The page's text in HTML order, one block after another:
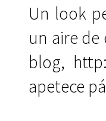
Un look
un aire
blog,
apetece